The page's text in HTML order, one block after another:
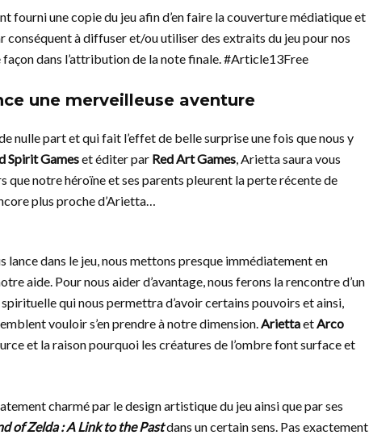
fourni une copie du jeu afin d’en faire la couverture médiatique et
conséquent à diffuser et/ou utiliser des extraits du jeu pour nos
façon dans l’attribution de la note finale. #Article13Free
une merveilleuse aventure
nulle part et qui fait l’effet de belle surprise une fois que nous y
Spirit Gameset éditer par Red Art Games, Arietta saura vous
que notre héroïne et ses parents pleurent la perte récente de
plus proche d’Arietta…
lance dans le jeu, nous mettons presque immédiatement en
aide. Pour nous aider d’avantage, nous ferons la rencontre d’un
qui nous permettra d’avoir certains pouvoirs et ainsi,
vouloir s’en prendre à notre dimension.AriettaetArco
et la raison pourquoi les créatures de l’ombre font surface et
charmé par le design artistique du jeu ainsi que par ses
of Zelda : A Link to the Pastdans un certain sens. Pas exactement